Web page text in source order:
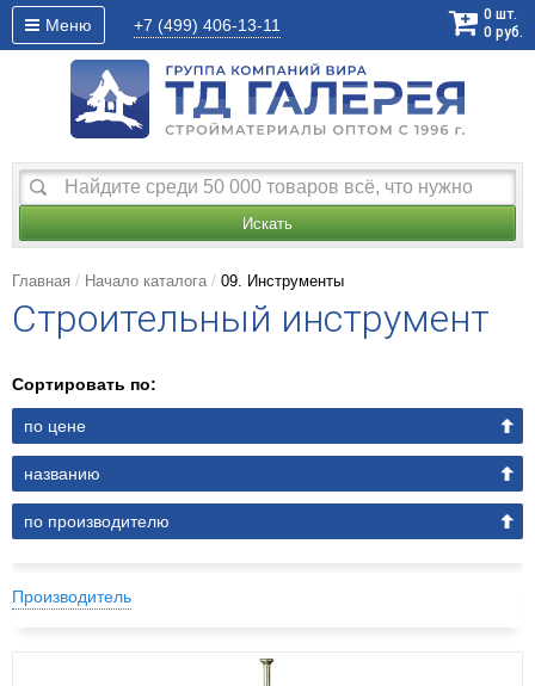
Меню +7 (499) 406-13-11
0 шт.
0 руб.
Искать
Главная Начало каталога 09. Инструменты
Строительный инструмент
Сортировать по:
по цене
названию
по производителю
Производитель